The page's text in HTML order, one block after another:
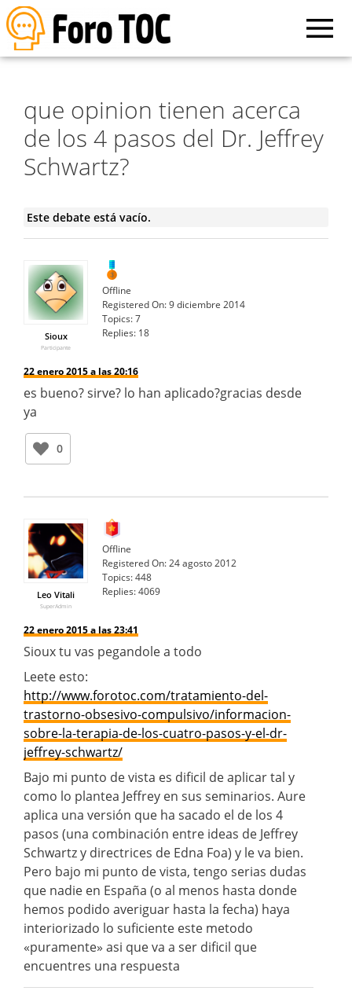
que opinion tienen acerca
de los 4 pasos del Dr. Jeffrey
Schwartz?
Este debate está vacío.
Sioux
Participante
Offline
Registered On:9 diciembre 2014
Topics:7
Replies: 18
22 enero 2015 a las 20:16
es bueno? sirve? lo han aplicado?gracias desde
ya
0
Leo Vitali
SuperAdmin
Offline
Registered On:24 agosto 2012
Topics:448
Replies:4069
22 enero 2015 a las 23:41
Sioux tu vas pegandole a todo
Leete esto:
http://www.forotoc.com/tratamiento-del-
trastorno-obsesivo-compulsivo/informacion-
sobre-la-terapia-de-los-cuatro-pasos-y-el-dr-
jeffrey-schwartz/
Bajo mi punto de vista es dificil de aplicar tal y
como lo plantea Jeffrey en sus seminarios. Aure
aplica una versión que ha sacado el de los 4
pasos (una combinación entre ideas de Jeffrey
Schwartz y directrices de Edna Foa) y le va bien.
Pero bajo mi punto de vista, tengo serias dudas
que nadie en España (o al menos hasta donde
hemos podido averiguar hasta la fecha) haya
interiorizado lo suficiente este metodo
«puramente» asi que va a ser dificil que
encuentres una respuesta